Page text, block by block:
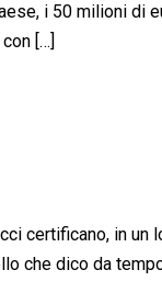
i 50 milioni di
[…]
certificano, in un
che dico da